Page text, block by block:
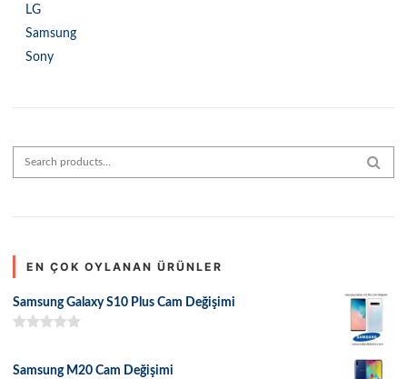
LG
Samsung
Sony
Search for:
EN ÇOK OYLANAN ÜRÜNLER
Samsung Galaxy S10 Plus Cam Değişimi
Samsung M20 Cam Değişimi